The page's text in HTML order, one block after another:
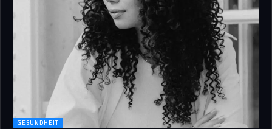
GESUNDHEIT